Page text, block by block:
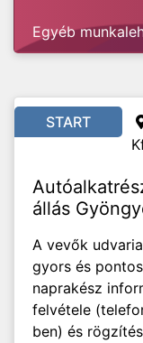
Egyéb
START
állás
A vevők
gyors és
naprakész
felvétele
ben) és